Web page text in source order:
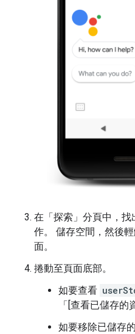
在「探索」 分頁中，找
作。 儲存空間，然後
面。
捲動至頁面底部。
如要查看
「[查看已儲存的
如要移除已儲存